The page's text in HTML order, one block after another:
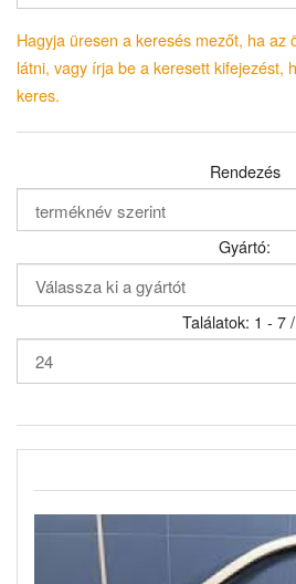
Hagyja üresen a keresés mezőt, ha az
látni, vagy írja be a keresett kifejezést,
keres.
Rendezés
Gyártó:
Találatok: 1 - 7